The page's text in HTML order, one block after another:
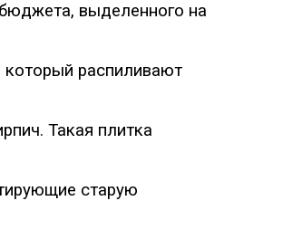
выделенного на
распиливают
Такая плитка
старую